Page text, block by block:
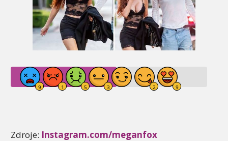
Zdroje: Instagram.com/meganfox